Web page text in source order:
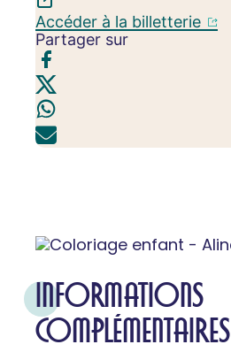
Accéder à la billetterie
Partager sur
INFORMATIONS
COMPLÉMENTAIRES